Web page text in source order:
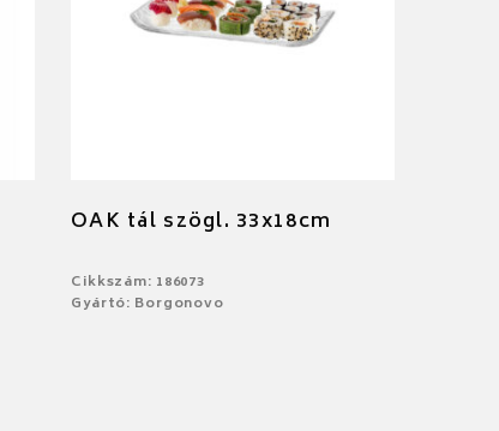
OAK tál szögl. 33x18cm
Cikkszám: 186073
Gyártó: Borgonovo